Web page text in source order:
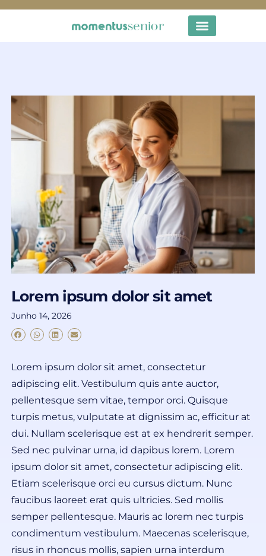
Lorem ipsum dolor sit amet
Junho 14, 2026
Lorem ipsum dolor sit amet, consectetur
adipiscing elit. Vestibulum quis ante auctor,
pellentesque sem vitae, tempor orci. Quisque
turpis metus, vulputate at dignissim ac, efficitur at
dui. Nullam scelerisque est at ex hendrerit semper.
Sed nec pulvinar urna, id dapibus lorem. Lorem
ipsum dolor sit amet, consectetur adipiscing elit.
Etiam scelerisque orci eu cursus dictum. Nunc
faucibus laoreet erat quis ultricies. Sed mollis
semper pellentesque. Mauris ac lorem nec turpis
condimentum vestibulum. Maecenas scelerisque,
risus in rhoncus mollis, sapien urna interdum